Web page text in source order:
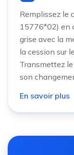
Remplissez le
15776*02) en
grise avec la
la cession sur
Transmettez
son
En savoir plus